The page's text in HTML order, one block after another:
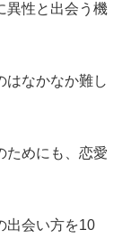
異性と出会う機
はなかなか難し
ためにも、恋愛
出会い方を10